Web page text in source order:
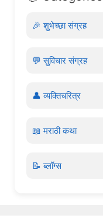
🎉 शुभेच्छा संग्रह
💬 सुविचार संग्रह
👤 व्यक्तिचरित्र
📖 मराठी कथा
📝 ब्लॉग्स